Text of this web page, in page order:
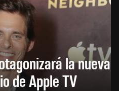
la nueva
de Apple TV